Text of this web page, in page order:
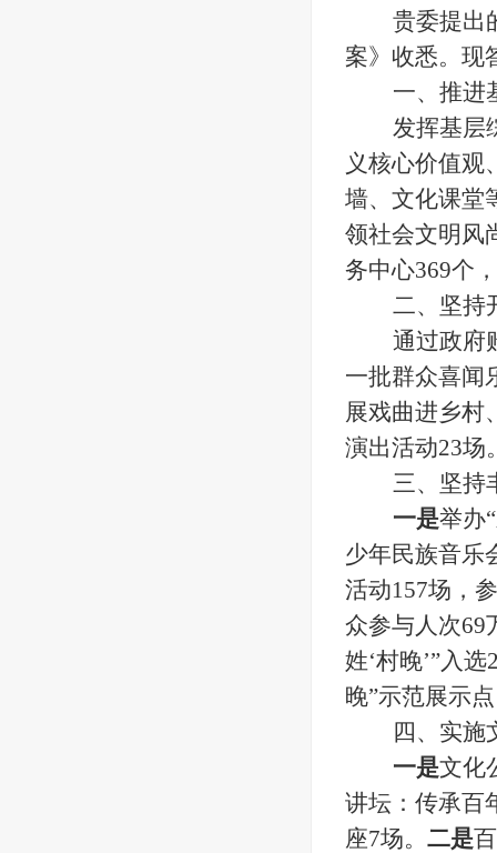
贵委提出
案》收悉。现
一、推进
发挥基层
义核心价值观
墙、文化课堂
领社会文明风
务中心369个
二、坚持
通过政府
一批群众喜闻
展戏曲进乡村
演出活动23场
三、坚持
一是举办
少年民族音乐
活动157场，
众参与人次69
姓‘村晚’”入
晚”示范展示
四、实施
一是文化
讲坛：传承百
座7场。 二是